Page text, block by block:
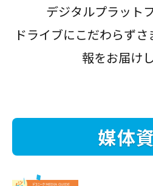
デジタルプラット
ドライブにこだわらず
報をお届けし
媒体